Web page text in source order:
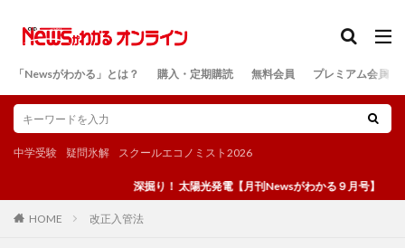
「Newsがわかる」とは？ 購入・定期購読 無料会員 プレミアム会員
中学受験 疑問氷解 スクールエコノミスト2026
深掘り！ 太陽光発電【月刊Newsがわかる９月号】
HOME 改正入管法
検索